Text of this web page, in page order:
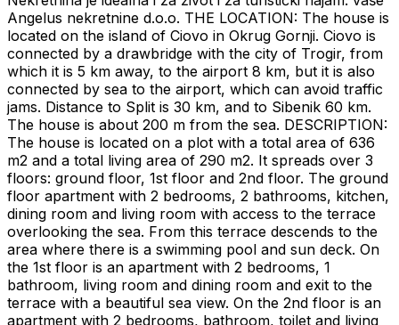
Angelus nekretnine d.o.o. THE LOCATION: The house is
located on the island of Ciovo in Okrug Gornji. Ciovo is
connected by a drawbridge with the city of Trogir, from
which it is 5 km away, to the airport 8 km, but it is also
connected by sea to the airport, which can avoid traffic
jams. Distance to Split is 30 km, and to Sibenik 60 km.
The house is about 200 m from the sea. DESCRIPTION:
The house is located on a plot with a total area of ​​636
m2 and a total living area of ​​290 m2. It spreads over 3
floors: ground floor, 1st floor and 2nd floor. The ground
floor apartment with 2 bedrooms, 2 bathrooms, kitchen,
dining room and living room with access to the terrace
overlooking the sea. From this terrace descends to the
area where there is a swimming pool and sun deck. On
the 1st floor is an apartment with 2 bedrooms, 1
bathroom, living room and dining room and exit to the
terrace with a beautiful sea view. On the 2nd floor is an
apartment with 2 bedrooms, bathroom, toilet and living